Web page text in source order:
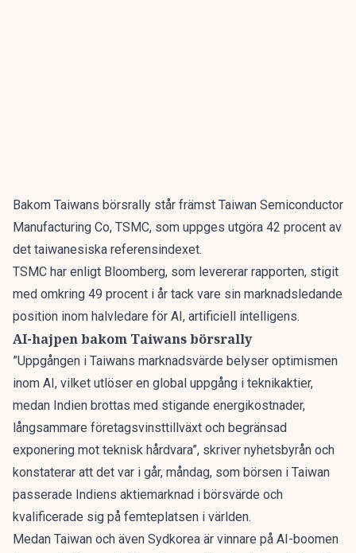
Bakom Taiwans börsrally står främst Taiwan Semiconductor
Manufacturing Co, TSMC, som uppges utgöra 42 procent av
det taiwanesiska referensindexet.
TSMC har enligt Bloomberg, som levererar rapporten, stigit
med omkring 49 procent i år tack vare sin marknadsledande
position inom halvledare för AI, artificiell intelligens.
AI-hajpen bakom Taiwans börsrally
”Uppgången i Taiwans marknadsvärde belyser optimismen
inom AI, vilket utlöser en global uppgång i teknikaktier,
medan Indien brottas med stigande energikostnader,
långsammare företagsvinsttillväxt och begränsad
exponering mot teknisk hårdvara”, skriver nyhetsbyrån och
konstaterar att det var i går, måndag, som börsen i Taiwan
passerade Indiens aktiemarknad i börsvärde och
kvalificerade sig på femteplatsen i världen.
Medan Taiwan och även Sydkorea är vinnare på AI-boomen